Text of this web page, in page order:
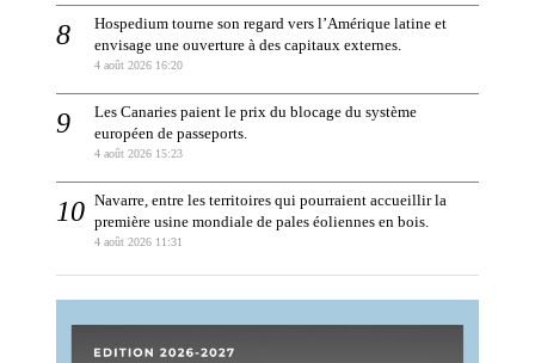
Hospedium tourne son regard vers l’Amérique latine et
envisage une ouverture à des capitaux externes.
4 août 2026 16:20
Les Canaries paient le prix du blocage du système
européen de passeports.
4 août 2026 15:23
Navarre, entre les territoires qui pourraient accueillir la
première usine mondiale de pales éoliennes en bois.
4 août 2026 11:31